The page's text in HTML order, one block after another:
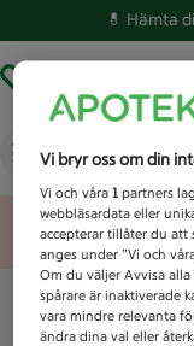
💊 Hämta
Vad letar
Vi bryr oss om din
Vi och våra1 partners
webbläsardata eller
accepterar tillåter du att
anges under ”Vi och
Om du väljer Avvisa
spårare är inaktiverade
vara mindre relevanta
ändra dina val eller